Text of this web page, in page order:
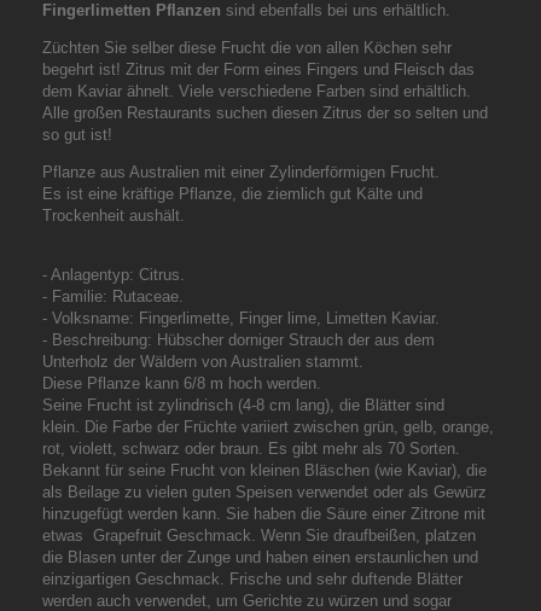
Fingerlimetten Pflanzen sind ebenfalls bei uns erhältlich.
Züchten Sie selber diese Frucht die von allen Köchen sehr
begehrt ist! Zitrus mit der Form eines Fingers und Fleisch das
dem Kaviar ähnelt. Viele verschiedene Farben sind erhältlich.
Alle großen Restaurants suchen diesen Zitrus der so selten und
so gut ist!
Pflanze aus Australien mit einer Zylinderförmigen Frucht.
Es ist eine kräftige Pflanze, die ziemlich gut Kälte und
Trockenheit aushält.
- Anlagentyp: Citrus.
- Familie: Rutaceae.
- Volksname: Fingerlimette, Finger lime, Limetten Kaviar.
- Beschreibung: Hübscher dorniger Strauch der aus dem
Unterholz der Wäldern von Australien stammt.
Diese Pflanze kann 6/8 m hoch werden.
Seine Frucht ist zylindrisch (4-8 cm lang), die Blätter sind
klein. Die Farbe der Früchte variiert zwischen grün, gelb, orange,
rot, violett, schwarz oder braun. Es gibt mehr als 70 Sorten.
Bekannt für seine Frucht von kleinen Bläschen (wie Kaviar), die
als Beilage zu vielen guten Speisen verwendet oder als Gewürz
hinzugefügt werden kann. Sie haben die Säure einer Zitrone mit
etwas Grapefruit Geschmack. Wenn Sie draufbeißen, platzen
die Blasen unter der Zunge und haben einen erstaunlichen und
einzigartigen Geschmack. Frische und sehr duftende Blätter
werden auch verwendet, um Gerichte zu würzen und sogar